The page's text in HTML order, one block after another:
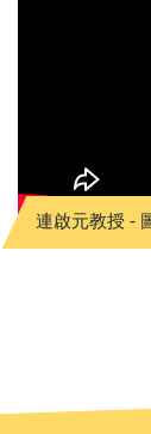
連啟元教授 -